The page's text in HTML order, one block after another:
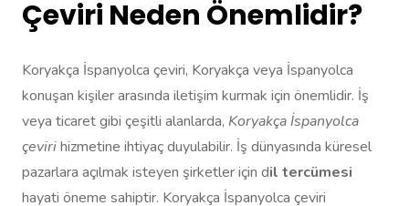
Çeviri Neden Önemlidir?
Koryakça İspanyolca çeviri, Koryakça veya İspanyolca
konuşan kişiler arasında iletişim kurmak için önemlidir. İş
veya ticaret gibi çeşitli alanlarda, Koryakça İspanyolca
çevirihizmetine ihtiyaç duyulabilir. İş dünyasında küresel
pazarlara açılmak isteyen şirketler için dil tercümesi
hayati öneme sahiptir. Koryakça İspanyolca çeviri